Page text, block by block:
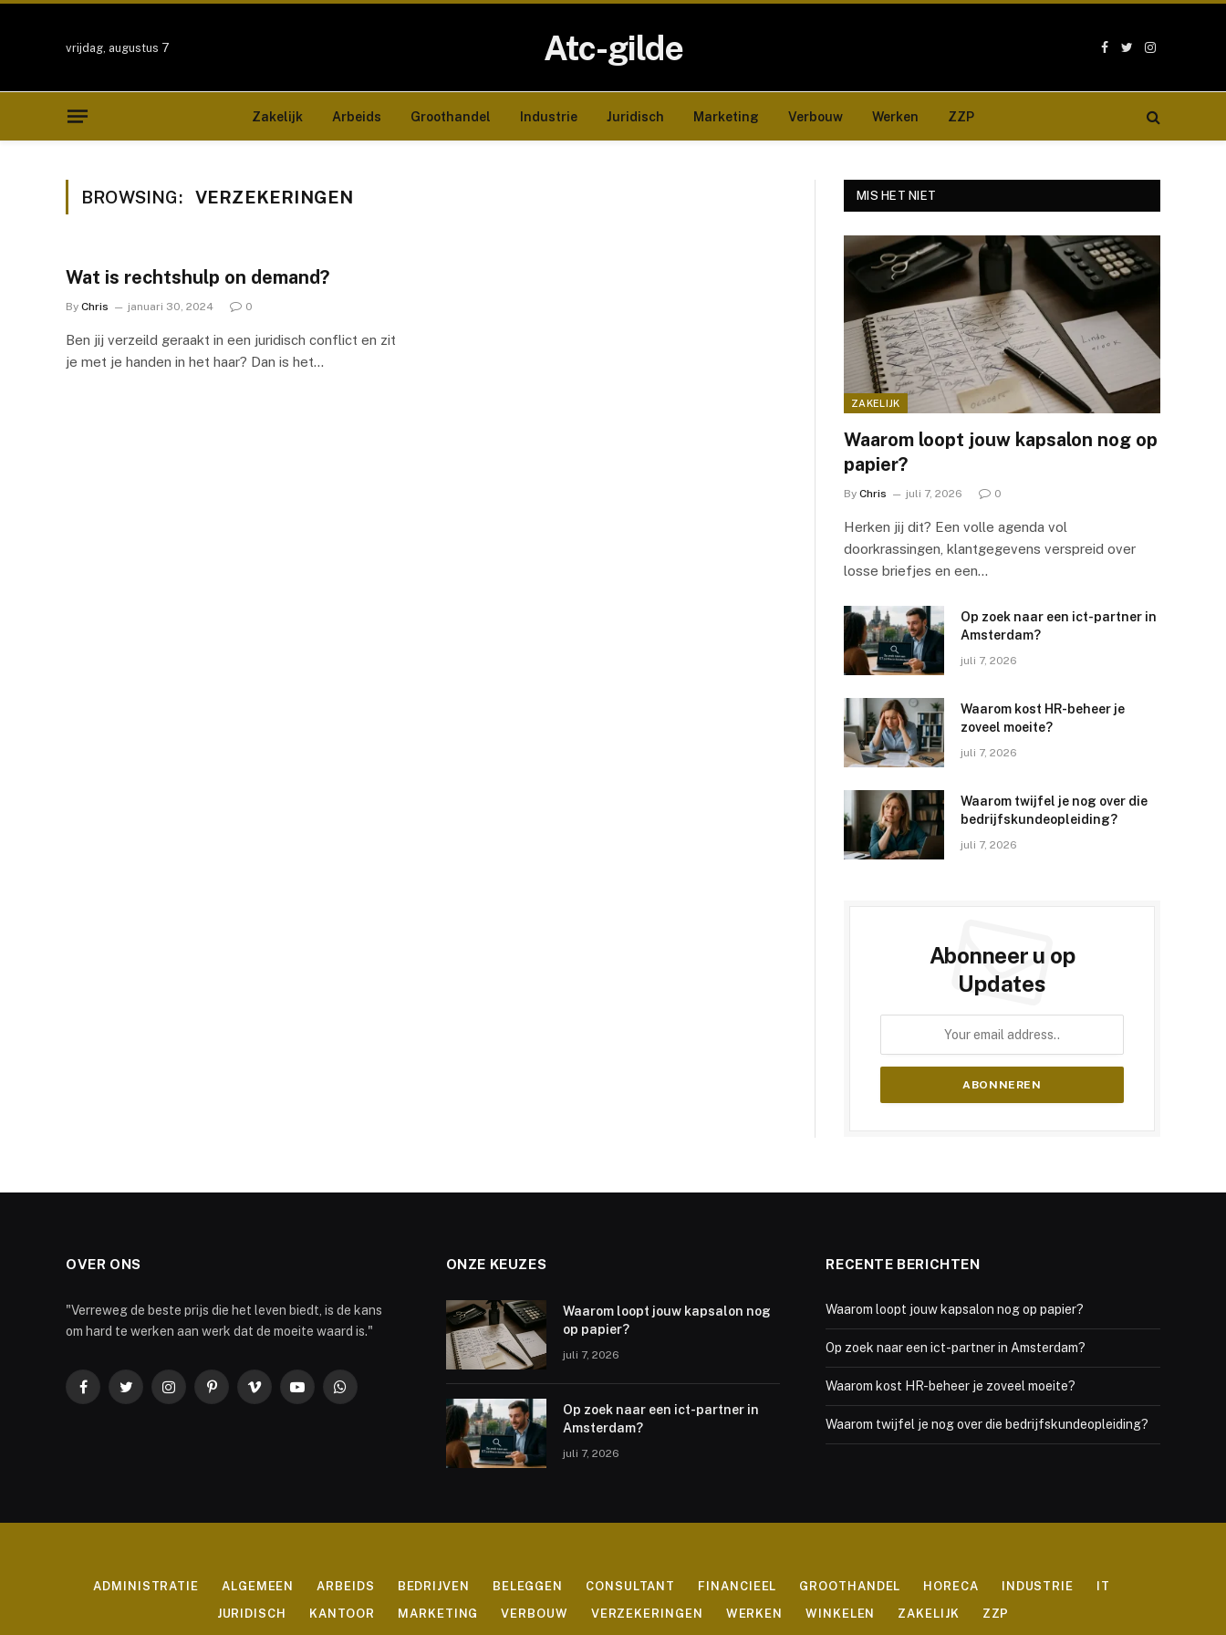
vrijdag, augustus 7 Atc-gilde Facebook
TwitterInstagram
Zakelijk Arbeids Groothandel Industrie Juridisch Marketing Verbouw Werken ZZP
BROWSING: VERZEKERINGEN
Wat is rechtshulp on demand?
By Chris januari 30, 2024 0
Ben jij verzeild geraakt in een juridisch conflict en zit
je met je handen in het haar? Dan is het…
MIS HET NIET
ZAKELIJK
Waarom loopt jouw kapsalon nog op
papier?
By Chris juli 7, 2026 0
Herken jij dit? Een volle agenda vol
doorkrassingen, klantgegevens verspreid over
losse briefjes en een…
Op zoek naar een ict-partner in
Amsterdam?
juli 7, 2026
Waarom kost HR-beheer je
zoveel moeite?
juli 7, 2026
Waarom twijfel je nog over die
bedrijfskundeopleiding?
juli 7, 2026
Abonneer u op
Updates
OVER ONS
"Verreweg de beste prijs die het leven biedt, is de kans
om hard te werken aan werk dat de moeite waard is."
FacebookTwitterInstagramPinterestVimeo YouTubeWhatsApp
ONZE KEUZES
Waarom loopt jouw kapsalon nog
op papier?
juli 7, 2026
Op zoek naar een ict-partner in
Amsterdam?
juli 7, 2026
RECENTE BERICHTEN
Waarom loopt jouw kapsalon nog op papier?
Op zoek naar een ict-partner in Amsterdam?
Waarom kost HR-beheer je zoveel moeite?
Waarom twijfel je nog over die bedrijfskundeopleiding?
ADMINISTRATIE ALGEMEEN ARBEIDS BEDRIJVEN BELEGGEN CONSULTANT FINANCIEEL GROOTHANDEL HORECA INDUSTRIE
IT
JURIDISCH
KANTOOR MARKETING VERBOUW VERZEKERINGEN WERKEN WINKELEN ZAKELIJK ZZP